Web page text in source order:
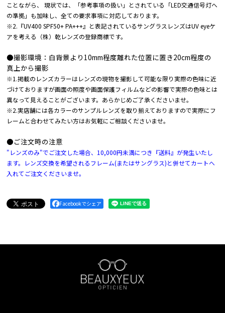
ことながら、 現状では、「参考事項の扱い」とされている「LED交通信号灯へ
の準拠」も加味し、全ての要求事項に対応しております。
※2.『UV400 SPF50+ PA+++』と表記されているサングラスレンズはUV eyeケ
アを考える（株）乾レンズの登録商標です。
●撮影環境：白背景より10mm程度離れた位置に置き20cm程度の
真上から撮影
※1.掲載のレンズカラーはレンズの現物を撮影して可能な限り実際の色味に近
づけておりますが画面の照度や画面保護フィルムなどの影響で実際の色味とは
異なって見えることがございます。あらかじめご了承くださいませ。
※2.実店舗には各カラーのサンプルレンズを取り揃えておりますので実際にフ
レームと合わせてみたい方はお気軽にご相談くださいませ。
●ご注文時の注意
"レンズのみ"でご注文した場合、10,000円未満につき『送料』が発生いたし
ます。レンズ交換を希望されるフレーム(またはサングラス)と併せてカートへ
入れてご注文くださいませ。
Facebookでシェア